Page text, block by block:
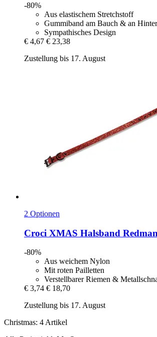
-80%
Aus elastischem Stretchstoff
Gummiband am Bauch & an
Sympathisches Design
€ 4,67 € 23,38
Zustellung bis 17. August
2 Optionen
Croci XMAS Halsband
-80%
Aus weichem Nylon
Mit roten Pailletten
Verstellbarer Riemen &
€ 3,74 € 18,70
Zustellung bis 17. August
Christmas: 4 Artikel